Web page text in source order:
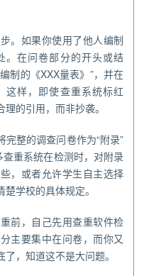
。如果你使用了他人编制
。在问卷部分的开头或结
制的《XXX量表》”，并在
这样，即使查重系统标红
的引用，而非抄袭。
整的调查问卷作为“附录”
查重系统在检测时，对附录
，或者允许学生自主选择
学校的具体规定。
前，自己先用查重软件检
主要集中在问卷，而你又
，知道这不是大问题。